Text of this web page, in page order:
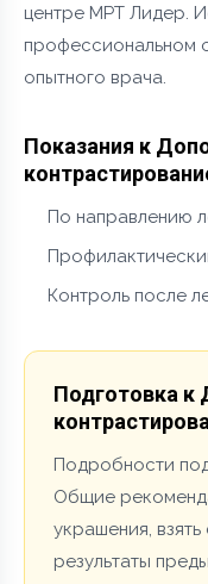
центре МРТ Лидер.
профессиональном
опытного врача.
Показания к
По направлению
Контроль после
Подготовка к
Подробности
Общие
украшения,
результаты